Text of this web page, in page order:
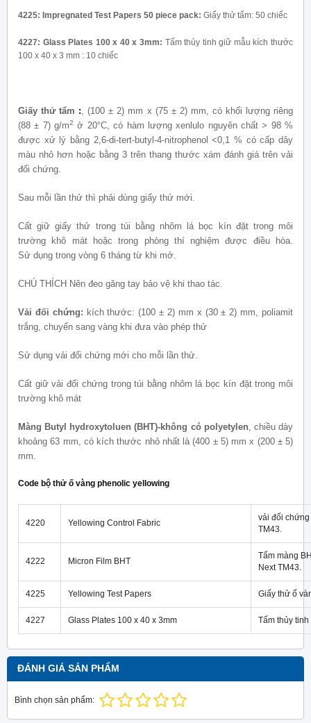
4225: Impregnated Test Papers 50 piece pack: Giấy thử tẩm: 50 chiếc
4227: Glass Plates 100 x 40 x 3mm: Tấm thủy tinh giữ mẫu kích thước
100 x 40 x 3 mm : 10 chiếc
Giấy thử tẩm : , (100 ± 2) mm x (75 ± 2) mm, cókhối lượng riêng
(88 ± 7) g/m2 ở 20°C, có hàm lượng xenlulo nguyên chất > 98 %
được xử lý bằng 2,6-di-tert-butyl-4-nitrophenol <0,1 % có cấp dây
màu nhỏ hơn hoặc bằng 3 trên thang thước xám đánh giá trên vải
đối chứng.
Sau mỗi lần thử thì phải dùng giấy thử mới.
Cất giữ giấy thử trong túi bằng nhôm lá bọc kín đặt trong môi
trường khô mát hoặc trong phòng thí nghiệm được điều hòa.
Sử dụng trong vòng 6 tháng từ khi mở
CHÚ THÍCH Nên đeo găng tay bảo vệ khi thao tác.
Vải đối chứng: kích thước: (100 ± 2) mm x (30 ± 2) mm, poliamit
trắng, chuyển sang vàng khi đưa vào phép thử
Sử dụng vải đối chứng mới cho mỗi lần thử.
Cất giữ vải đối chứng trong túi bằng nhôm lá bọc kín đặt trong môi
trường khô mát
Màng Butyl hydroxytoluen (BHT)-không cópolyetylen , chiều dày
khoảng 63 mm, có kích thước nhỏ nhất là (400 ± 5) mmx (200 ± 5)
mm.
Code bộ thử ố vàng phenolic yellowing
4220 Yellowing Control Fabric
vải đối chứng
TM43.
4222 Micron Film BHT
Tấm màng
Next TM43.
4225 Yellowing Test Papers Giấy thử ố
4227 Glass Plates 100 x 40 x 3mm Tấm thủy
ĐÁNH GIÁ SẢN PHẨM
Bình chọn sản phẩm: